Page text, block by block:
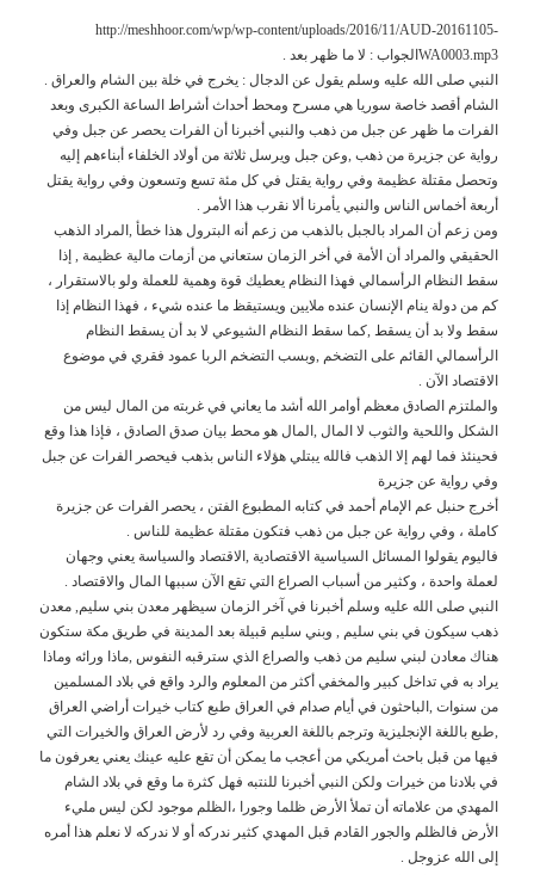
http://meshhoor.com/wp/wp-content/uploads/2016/11/AUD-20161105-
WA0003.mp3الجواب : لا ما ظهر بعد .
النبي صلى الله عليه وسلم يقول عن الدجال : يخرج في خلة بين الشام والعراق .
الشام أقصد خاصة سوريا هي مسرح ومحط أحداث أشراط الساعة الكبرى وبعد
الفرات ما ظهر عن جبل من ذهب والنبي أخبرنا أن الفرات يحصر عن جبل وفي
رواية عن جزيرة من ذهب ,وعن جبل ويرسل ثلاثة من أولاد الخلفاء أبناءهم إليه
وتحصل مقتلة عظيمة وفي رواية يقتل في كل مئة تسع وتسعون وفي رواية يقتل
أربعة أخماس الناس والنبي يأمرنا ألا نقرب هذا الأمر .
ومن زعم أن المراد بالجبل بالذهب من زعم أنه البترول هذا خطأ ,المراد الذهب
الحقيقي والمراد أن الأمة في أخر الزمان ستعاني من أزمات مالية عظيمة , إذا
سقط النظام الرأسمالي فهذا النظام يعطيك قوة وهمية للعملة ولو بالاستقرار ،
كم من دولة ينام الإنسان عنده ملايين ويستيقظ ما عنده شيء ، فهذا النظام إذا
سقط ولا بد أن يسقط ,كما سقط النظام الشيوعي لا بد أن يسقط النظام
الرأسمالي القائم على التضخم ,وبسب التضخم الربا عمود فقري في موضوع
الاقتصاد الآن .
والملتزم الصادق معظم أوامر الله أشد ما يعاني في غربته من المال ليس من
الشكل واللحية والثوب لا المال ,المال هو محط بيان صدق الصادق ، فإذا هذا وقع
فحينئذ فما لهم إلا الذهب فالله يبتلي هؤلاء الناس بذهب فيحصر الفرات عن جبل
وفي رواية عن جزيرة
أخرج حنبل عم الإمام أحمد في كتابه المطبوع الفتن ، يحصر الفرات عن جزيرة
كاملة ، وفي رواية عن جبل من ذهب فتكون مقتلة عظيمة للناس .
فاليوم يقولوا المسائل السياسية الاقتصادية ,الاقتصاد والسياسة يعني وجهان
لعملة واحدة ، وكثير من أسباب الصراع التي تقع الآن سببها المال والاقتصاد .
النبي صلى الله عليه وسلم أخبرنا في آخر الزمان سيظهر معدن بني سليم, معدن
ذهب سيكون في بني سليم , وبني سليم قبيلة بعد المدينة في طريق مكة ستكون
هناك معادن لبني سليم من ذهب والصراع الذي سترقبه النفوس ,ماذا ورائه وماذا
يراد به في تداخل كبير والمخفي أكثر من المعلوم والرد واقع في بلاد المسلمين
من سنوات ,الباحثون في أيام صدام في العراق طبع كتاب خيرات أراضي العراق
,طبع باللغة الإنجليزية وترجم باللغة العربية وفي رد لأرض العراق والخيرات التي
فيها من قبل باحث أمريكي من أعجب ما يمكن أن تقع عليه عينك يعني يعرفون ما
في بلادنا من خيرات ولكن النبي أخبرنا للنتبه فهل كثرة ما وقع في بلاد الشام
المهدي من علاماته أن تملأ الأرض ظلما وجورا ،الظلم موجود لكن ليس مليء
الأرض فالظلم والجور القادم قبل المهدي كثير ندركه أو لا ندركه لا نعلم هذا أمره
إلى الله عزوجل .